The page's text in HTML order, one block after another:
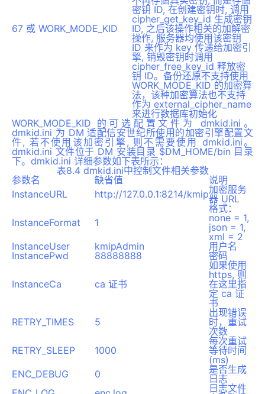
67 或 WORK_MODE_KID
密钥 ID, 在创建密钥时, 调用
cipher_get_key_id 生成密钥
ID, 之后该操作相关的加解密
操作, 服务器均使用该密钥
ID 来作为 key 传递给加密引
擎, 销毁密钥时调用
cipher_free_key_id 释放密
钥 ID。备份还原不支持使用
WORK_MODE_KID 的加密算
法，该种加密算法也不支持
作为 external_cipher_name
来进行数据库初始化
WORK_MODE_KID 的可选配置文件为 dmkid.ini。
dmkid.ini 为 DM 适配信安世纪所使用的加密引擎配置文
件, 若不使用该加密引擎, 则不需要使用 dmkid.ini。
dmkid.ini 文件位于 DM 安装目录 $DM_HOME/bin 目录
下。dmkid.ini 详细参数如下表所示：
表8.4 dmkid.ini中控制文件相关参数
参数名
缺省值
说明
InstanceURL
http://127.0.0.1:8214/kmip加密服务
器 URL
InstanceFormat
1
格式：
none = 1,
json = 1,
xml = 2
InstanceUser
kmipAdmin
用户名
InstancePwd
88888888 密码
InstanceCa ca 证书
如果使用
https, 则
在这里指
定 ca 证
书
RETRY_TIMES
5
出现错误
时，重试
次数
RETRY_SLEEP
1000
每次重试
等待时间
(ms)
ENC_DEBUG
0
是否生成
日志
日志文件